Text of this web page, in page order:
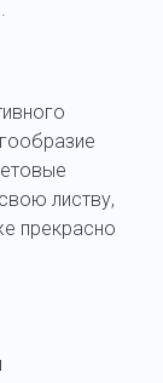
листву,
прекрасно